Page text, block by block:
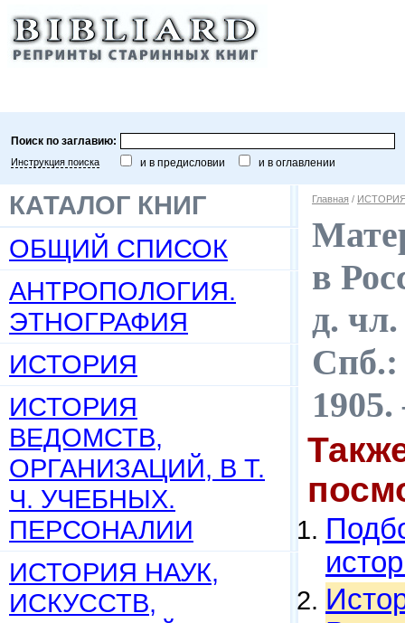
Поиск по заглавию:
Инструкция поиска и в предисловии и в оглавлении
КАТАЛОГ КНИГ
ОБЩИЙ СПИСОК
АНТРОПОЛОГИЯ.
ЭТНОГРАФИЯ
ИСТОРИЯ
ИСТОРИЯ
ВЕДОМСТВ,
ОРГАНИЗАЦИЙ, В Т.
Ч. УЧЕБНЫХ.
ПЕРСОНАЛИИ
ИСТОРИЯ НАУК,
ИСКУССТВ,
Главная /
в
д.